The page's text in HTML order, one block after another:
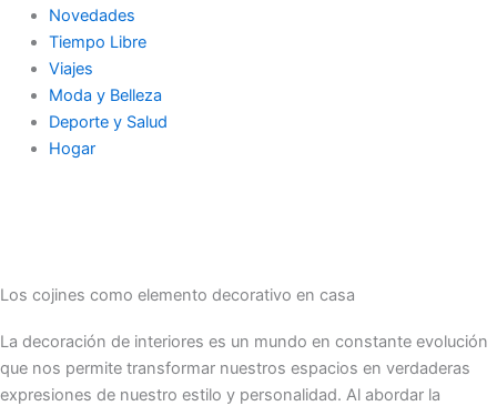
Novedades
Tiempo Libre
Viajes
Moda y Belleza
Deporte y Salud
Hogar
Los cojines como elemento decorativo en casa
La decoración de interiores es un mundo en constante evolución
que nos permite transformar nuestros espacios en verdaderas
expresiones de nuestro estilo y personalidad. Al abordar la